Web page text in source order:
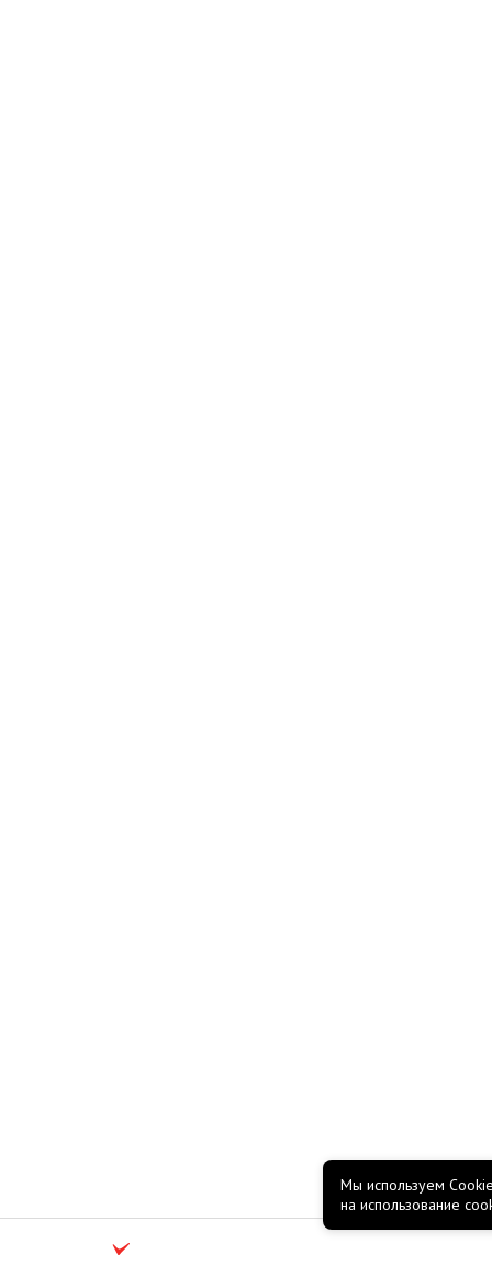
Мы используем
на использование